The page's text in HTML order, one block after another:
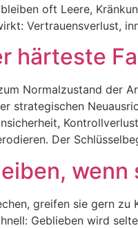
oft Leere,
Vertrauensverlust,
härteste
Normalzustand der
strategischen
Der
greifen sie gern
Geblieben wird